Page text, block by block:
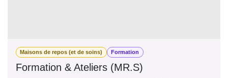
Maisons de repos (et de soins) Formation
Formation & Ateliers (MR.S)